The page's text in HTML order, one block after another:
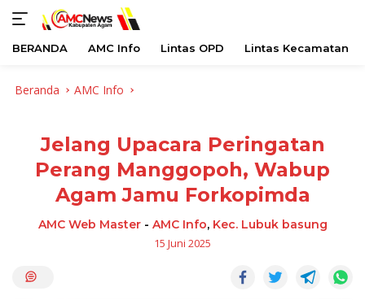
BERANDA AMC Info Lintas OPD Lintas Kecamatan
Beranda AMC Info
Jelang Upacara Peringatan
Perang Manggopoh, Wabup
Agam Jamu Forkopimda
AMC Web Master- AMC Info, Kec. Lubuk basung
15 Juni 2025